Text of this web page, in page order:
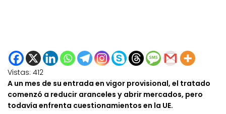
Vistas: 412
A un mes de su entrada en vigor provisional, el tratado
comenzó a reducir aranceles y abrir mercados, pero
todavía enfrenta cuestionamientos en la UE.